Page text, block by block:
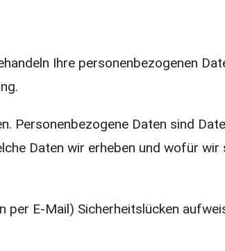
Ihre personenbezogenen
Personenbezogene Daten sind
Daten wir erheben und wofür wir
E-Mail) Sicherheitslücken